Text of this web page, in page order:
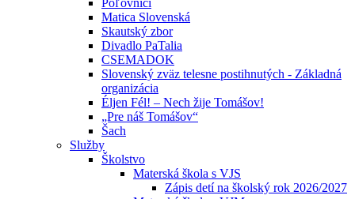
Poľovníci
Matica Slovenská
Skautský zbor
Divadlo PaTalia
CSEMADOK
Slovenský zväz telesne postihnutých - Základná
organizácia
Éljen Fél! – Nech žije Tomášov!
„Pre náš Tomášov“
Šach
Služby
Školstvo
Materská škola s VJS
Zápis detí na školský rok 2026/2027